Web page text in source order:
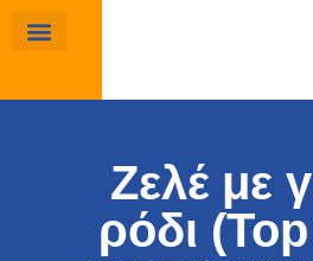
Ζελέ με
ρόδι